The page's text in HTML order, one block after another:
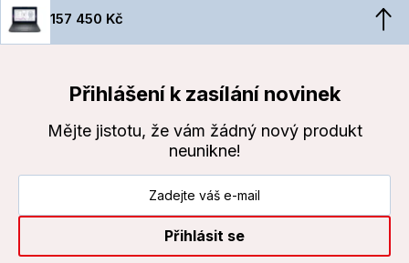
157 450 Kč
Přihlášení k zasílání novinek
Mějte jistotu, že vám žádný nový produkt
neunikne!
Přihlásit se